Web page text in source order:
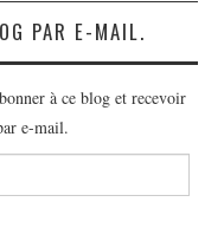
PAR E-MAIL.
à ce blog et recevoir
e-mail.